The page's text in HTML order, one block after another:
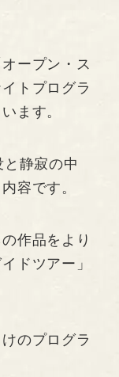
ープン・ス
トプログラ
ます。
静寂の中
容です。
作品をより
ドツアー」
のプログラ